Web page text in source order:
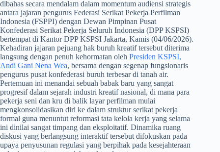
dibahas secara mendalam dalam momentum audiensi strategis
antara jajaran pengurus Federasi Serikat Pekerja Perfilman
Indonesia (FSPPI) dengan Dewan Pimpinan Pusat
Konfederasi Serikat Pekerja Seluruh Indonesia (DPP KSPSI)
bertempat di Kantor DPP KSPSI Jakarta, Kamis (04/06/2026).
Kehadiran jajaran pejuang hak buruh kreatif tersebut diterima
langsung dengan penuh kehormatan oleh Presiden KSPSI,
Andi Gani Nena Wea, bersama dengan segenap fungsionaris
pengurus pusat konfederasi buruh terbesar di tanah air.
Pertemuan ini menandai sebuah babak baru yang sangat
progresif dalam sejarah industri kreatif nasional, di mana para
pekerja seni dan kru di balik layar perfilman mulai
mengkonsolidasikan diri ke dalam struktur serikat pekerja
formal guna menuntut reformasi tata kelola kerja yang selama
ini dinilai sangat timpang dan eksploitatif. Dinamika ruang
diskusi yang berlangsung interaktif tersebut difokuskan pada
upaya penyusunan regulasi yang berpihak pada kesejahteraan